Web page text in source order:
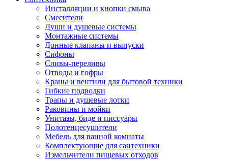
Инсталляции и кнопки смыва
Смесители
Души и душевые системы
Монтажные системы
Донные клапаны и выпуски
Сифоны
Сливы-переливы
Отводы и гофры
Краны и вентили для бытовой техники
Гибкие подводки
Трапы и душевые лотки
Раковины и мойки
Унитазы, биде и писсуары
Полотенцесушители
Мебель для ванной комнаты
Комплектующие для сантехники
Измельчители пищевых отходов